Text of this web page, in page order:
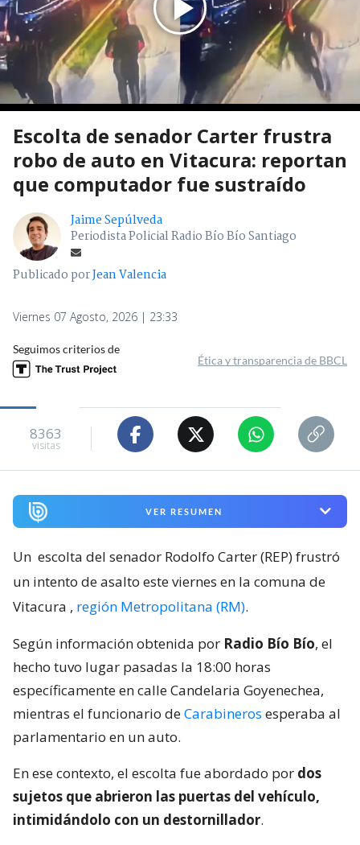
Escolta de senador Carter frustra
robo de auto en Vitacura: reportan
que computador fue sustraído
Jaime Sepúlveda
Periodista Policial Radio Bío Bío Santiago
Publicado porJean Valencia
Viernes 07 Agosto, 2026 | 23:33
Seguimos criterios de
Ética y transparencia de BBCL
8363
visitas
VER RESUMEN
Un escolta del senador Rodolfo Carter (REP) frustró
un intento de asalto este viernes en la comuna de
Vitacura , región Metropolitana (RM).
Según información obtenida por Radio Bío Bío, el
hecho tuvo lugar pasadas la 18:00 horas
específicamente en calle Candelaria Goyenechea,
mientras el funcionario deCarabineros esperaba al
parlamentario en un auto.
En ese contexto, el escolta fue abordado por dos
sujetos que abrieron las puertas del vehículo,
intimidándolo con un destornillador.